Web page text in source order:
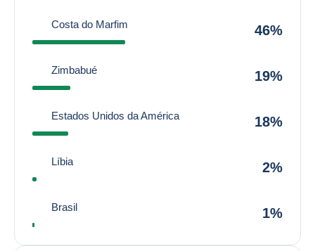
Costa do Marfim 46%
Zimbabué 19%
Estados Unidos da América 18%
Líbia 2%
Brasil 1%